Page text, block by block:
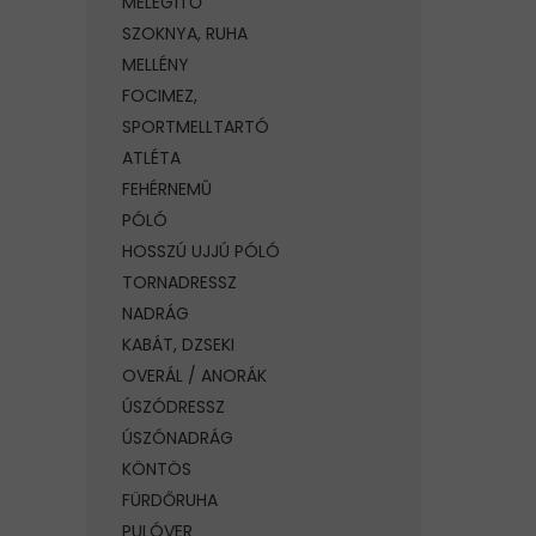
SZOKNYA, RUHA
MELLÉNY
FOCIMEZ,
SPORTMELLTARTÓ
ATLÉTA
FEHÉRNEMÛ
PÓLÓ
HOSSZÚ UJJÚ PÓLÓ
TORNADRESSZ
NADRÁG
KABÁT, DZSEKI
OVERÁL / ANORÁK
ÚSZÓDRESSZ
ÚSZÓNADRÁG
KÖNTÖS
FÜRDŐRUHA